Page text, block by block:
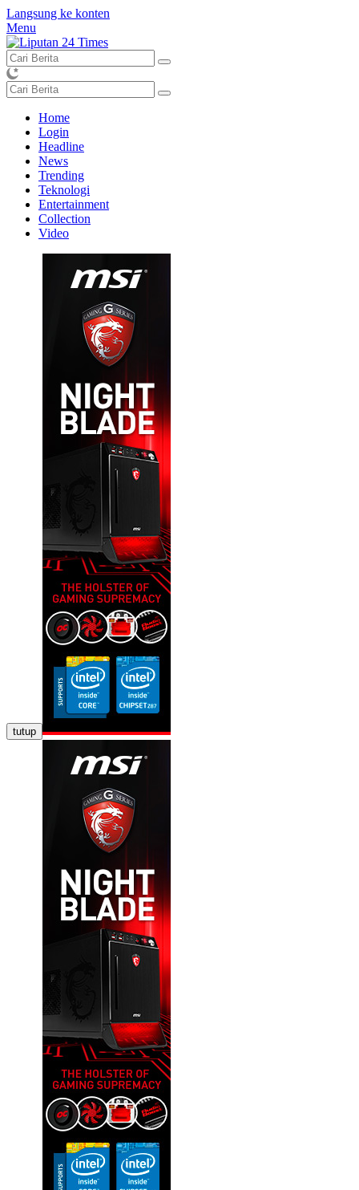
Langsung ke konten
Menu
Home
Login
Headline
News
Trending
Teknologi
Entertainment
Collection
Video
tutup